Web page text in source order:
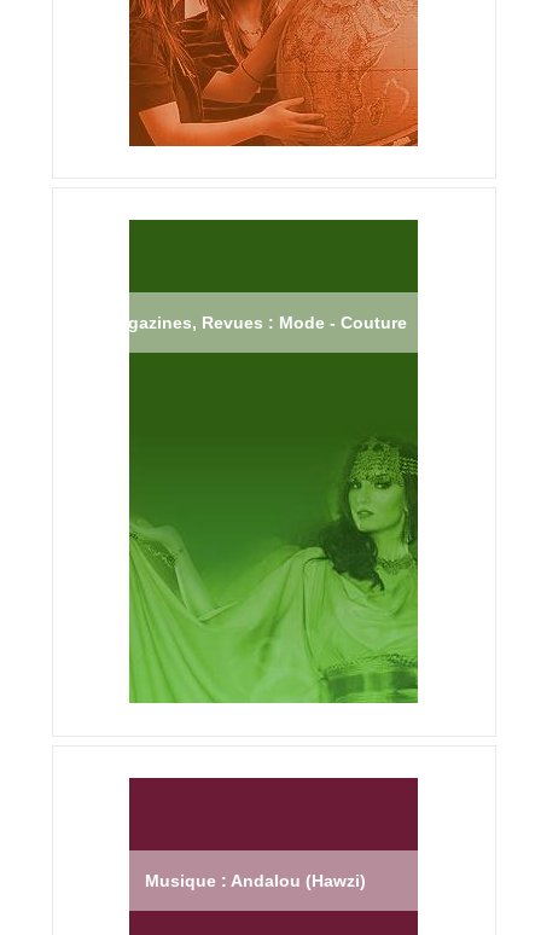
Magazines, Revues : Mode - Couture
Musique : Andalou (Hawzi)